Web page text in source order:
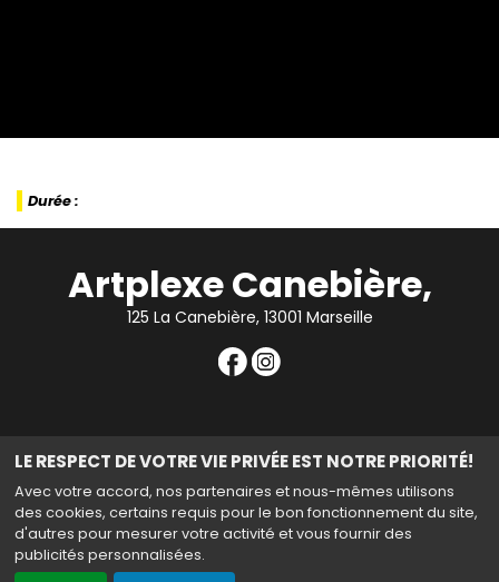
LE RESPECT DE VOTRE VIE PRIVÉE EST NOTRE PRIORITÉ!
Avec votre accord, nos partenaires et nous-mêmes utilisons
des cookies, certains requis pour le bon fonctionnement du site,
d'autres pour mesurer votre activité et vous fournir des
publicités personnalisées.
Durée :
Artplexe Canebière,
125 La Canebière, 13001 Marseille
Contact Cinéma|Mentions légales|Confidentialité et
Haut de page